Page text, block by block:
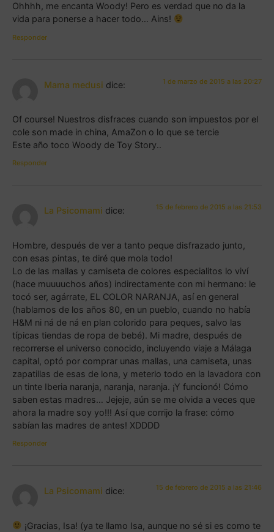
Ohhhh, me encanta Woody! Pero es verdad que no da la
vida para ponerse a hacer todo… Ains!
Responder
Mama medusi dice: 1 de marzo de 2015 a las 20:27
Of course! Nuestros disfraces cuando son impuestos por el
cole son made in china, AmaZon o lo que se tercie
Este año toco Woody de Toy Story..
Responder
La Psicomami dice: 15 de febrero de 2015 a las 21:53
Hombre, después de ver a tanto peque disfrazado junto,
con esas pintas, te diré que mola todo!
Lo de las mallas y camiseta de colores especialitos lo viví
(hace muuuuchos años) indirectamente con mi hermano: le
tocó ser, agárrate, EL COLOR NARANJA, así en general
(hablamos de los años 80, en un pueblo, cuando no había
H&M ni ná de ná en plan colorido para peques, salvo las
típicas tiendas de ropa de bebé). Mi madre, después de
recorrerse el universo conocido, incluyendo viaje a Málaga
capital, optó por comprar unas mallas, una camiseta, unas
zapatillas de esas de lona, y meterlo todo en la lavadora con
un tinte Iberia naranja, naranja, naranja. ¡Y funcionó! Cómo
saben estas madres… Jejeje, aún se me olvida a veces que
ahora la madre soy yo!!! Así que corrijo la frase: cómo
sabían las madres de antes! XDDDD
Responder
La Psicomami dice: 15 de febrero de 2015 a las 21:46
¡Gracias, Isa! (ya te llamo Isa, aunque no sé si es como te